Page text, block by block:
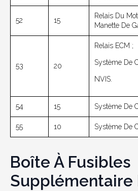
52 15
Relais Du
Manette De
53 20
Relais ECM ;
Système De
NVIS.
54 15 Système De
55 10 Système De
Boîte À Fusibles
Supplémentaire